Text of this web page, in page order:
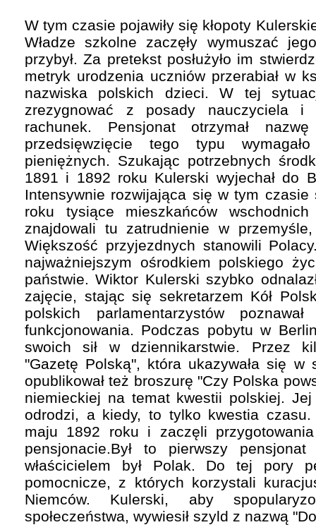
W tym czasie pojawiły się kłopoty
Władze szkolne zaczęły wymuszać
przybył. Za pretekst posłużyło im
metryk urodzenia uczniów przerabiał w
nazwiska polskich dzieci. W tej
zrezygnować z posady nauczyciela i
rachunek. Pensjonat otrzymał
przedsięwzięcie tego typu
pieniężnych. Szukając potrzebnych
1891 i 1892 roku Kulerski wyjechał do
Intensywnie rozwijająca się w tym czasie
roku tysiące mieszkańców
znajdowali tu zatrudnienie w
Większość przyjezdnych stanowili
najważniejszym ośrodkiem polskiego
państwie. Wiktor Kulerski szybko
zajęcie, stając się sekretarzem Kół
polskich parlamentarzystów
funkcjonowania. Podczas pobytu w
swoich sił w dziennikarstwie. Przez
"Gazetę Polską", która ukazywała się
opublikował też broszurę "Czy Polska
niemieckiej na temat kwestii polskiej.
odrodzi, a kiedy, to tylko kwestia
maju 1892 roku i zaczęli
pensjonacie.Był to pierwszy
właścicielem był Polak. Do tej pory
pomocnicze, z których korzystali
Niemców. Kulerski, aby
społeczeństwa, wywiesił szyld z nazwą